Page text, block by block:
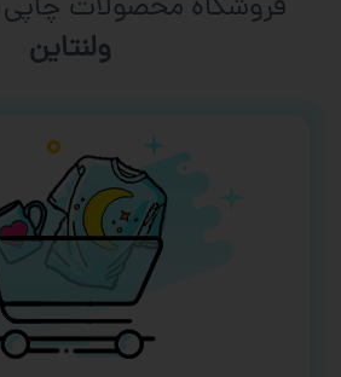
فروشگاه محصولات چاپی
ورزشی